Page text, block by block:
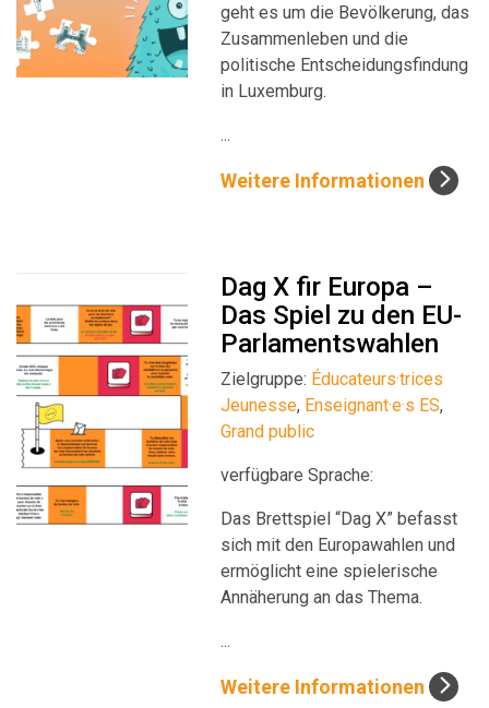
geht es um die Bevölkerung, das
Zusammenleben und die
politische Entscheidungsfindung
in Luxemburg.
...
Weitere Informationen
Dag X fir Europa –
Das Spiel zu den EU-
Parlamentswahlen
Zielgruppe: Éducateurs·trices
Jeunesse, Enseignant·e·s ES,
Grand public
verfügbare Sprache:
Das Brettspiel “Dag X” befasst
sich mit den Europawahlen und
ermöglicht eine spielerische
Annäherung an das Thema.
...
Weitere Informationen